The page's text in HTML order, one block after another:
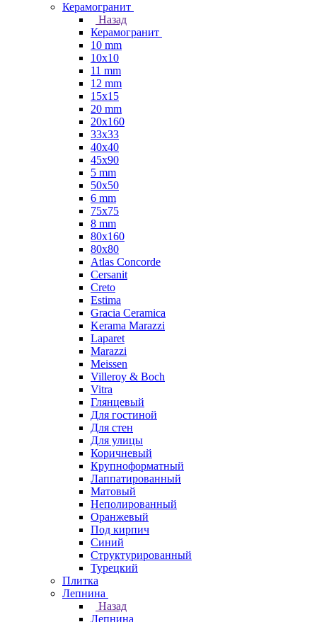
Керамогранит
Назад
Керамогранит
10 mm
10x10
11 mm
12 mm
15x15
20 mm
20х160
33x33
40х40
45x90
5 mm
50x50
6 mm
75х75
8 mm
80x160
80x80
Atlas Concorde
Cersanit
Creto
Estima
Gracia Ceramica
Kerama Marazzi
Laparet
Marazzi
Meissen
Villeroy & Boch
Vitra
Глянцевый
Для гостиной
Для стен
Для улицы
Коричневый
Крупноформатный
Лаппатированный
Матовый
Неполированный
Оранжевый
Под кирпич
Синий
Структурированный
Турецкий
Плитка
Лепнина
Назад
Лепнина